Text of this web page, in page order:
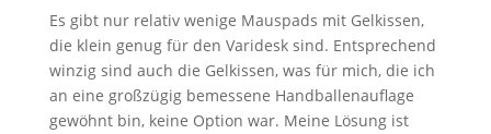
Es gibt nur relativ wenige Mauspads mit Gelkissen,
die klein genug für den Varidesk sind. Entsprechend
winzig sind auch die Gelkissen, was für mich, die ich
an eine großzügig bemessene Handballenauflage
gewöhnt bin, keine Option war. Meine Lösung ist